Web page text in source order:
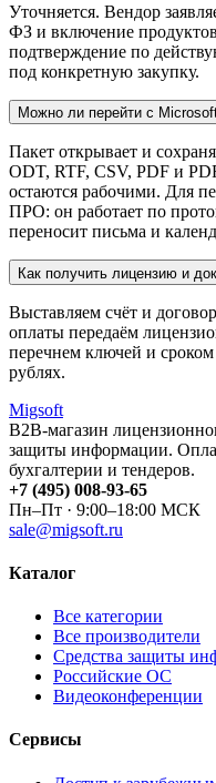
Уточняется. Вендор
ФЗ и включение
подтверждение по
под конкретную закупку.
Можно ли перейти с
Пакет открывает и
ODT, RTF, CSV, PDF и
остаются рабочими. Для
ПРО: он работает по
переносит письма и
Как получить лицензию и
Выставляем счёт и
оплаты передаём
перечнем ключей и
рублях.
Migsoft
B2B-магазин
защиты информации.
бухгалтерии и тендеров.
+7 (495) 008-93-65
Пн–Пт · 9:00–18:00 МСК
sale@migsoft.ru
Каталог
Все категории
Все производители
Средства защиты
Российские ОС
Видеоконференции
Сервисы